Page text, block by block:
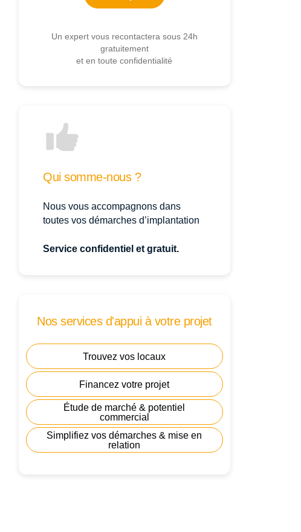
Un expert vous recontactera sous 24h
gratuitement
et en toute confidentialité
Qui somme-nous ?
Nous vous accompagnons dans
toutes vos démarches d’implantation
Service confidentiel et gratuit.
Nos services d'appui à votre projet
Trouvez vos locaux
Financez votre projet
Étude de marché & potentiel
commercial
Simplifiez vos démarches & mise en
relation